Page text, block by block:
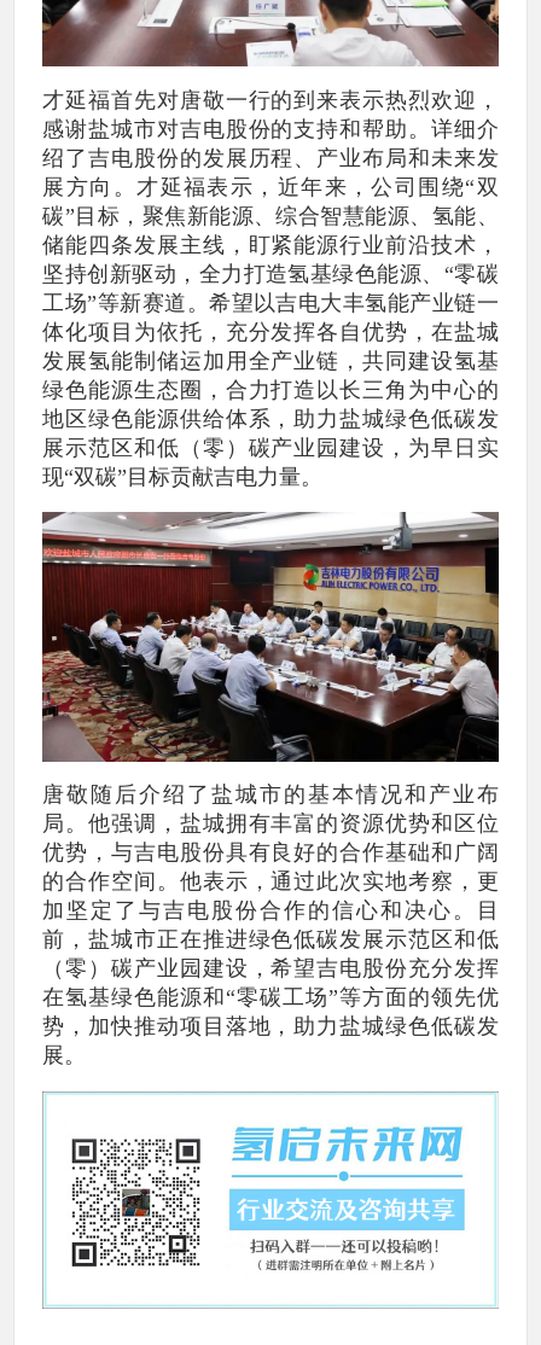
才延福首先对唐敬一行的到来表示热烈欢迎，
感谢盐城市对吉电股份的支持和帮助。详细介
绍了吉电股份的发展历程、产业布局和未来发
展方向。才延福表示，近年来，公司围绕“双
碳”目标，聚焦新能源、综合智慧能源、氢能、
储能四条发展主线，盯紧能源行业前沿技术，
坚持创新驱动，全力打造氢基绿色能源、“零碳
工场”等新赛道。希望以吉电大丰氢能产业链一
体化项目为依托，充分发挥各自优势，在盐城
发展氢能制储运加用全产业链，共同建设氢基
绿色能源生态圈，合力打造以长三角为中心的
地区绿色能源供给体系，助力盐城绿色低碳发
展示范区和低（零）碳产业园建设，为早日实
现“双碳”目标贡献吉电力量。
唐敬随后介绍了盐城市的基本情况和产业布
局。他强调，盐城拥有丰富的资源优势和区位
优势，与吉电股份具有良好的合作基础和广阔
的合作空间。他表示，通过此次实地考察，更
加坚定了与吉电股份合作的信心和决心。目
前，盐城市正在推进绿色低碳发展示范区和低
（零）碳产业园建设，希望吉电股份充分发挥
在氢基绿色能源和“零碳工场”等方面的领先优
势，加快推动项目落地，助力盐城绿色低碳发
展。